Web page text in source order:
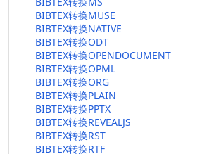
BIBTEX转换MUSE
BIBTEX转换NATIVE
BIBTEX转换ODT
BIBTEX转换OPENDOCUMENT
BIBTEX转换OPML
BIBTEX转换ORG
BIBTEX转换PLAIN
BIBTEX转换PPTX
BIBTEX转换REVEALJS
BIBTEX转换RST
BIBTEX转换RTF